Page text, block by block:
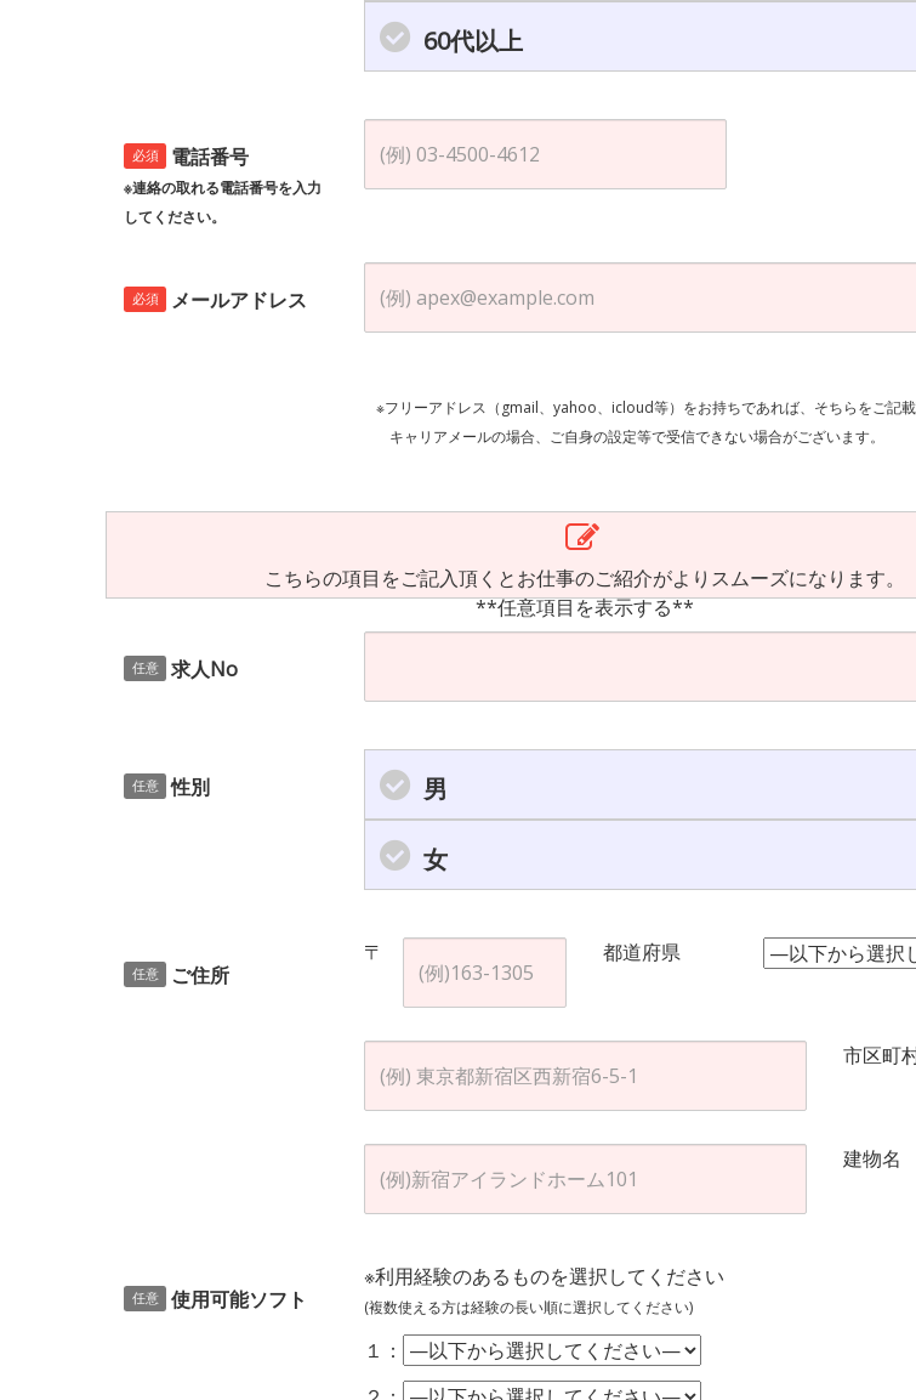
60代以上
必須 電話番号
※連絡の取れる電話番号を入力
してください。
必須 メールアドレス
※フリーアドレス（gmail、yahoo、icloud等）をお持ちであれば、そちらをご記載
キャリアメールの場合、ご自身の設定等で受信できない場合がございます。
こちらの項目をご記入頂くとお仕事のご紹介がよりスムーズになります。
**任意項目を表示する**
任意 求人No
任意 性別 男
女
任意 ご住所
〒 都道府県
市区町
建物名
任意 使用可能ソフト
※利用経験のあるものを選択してください
(複数使える方は経験の長い順に選択してください)
１：